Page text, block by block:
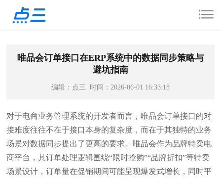
唯品会订单接口在ERP系统中的数据同步策略与
避坑指南
编辑：点三 时间：2026-06-01 16:33:18
对于电商业务管理系统的开发者而言，唯品会订单接口的对
接难度往往不在于接口本身的复杂度，而在于其独特的业务
场景对数据同步提出了更高的要求。唯品会作为品牌特卖电
商平台，其订单处理逻辑围绕“限时抢购”“品牌折扣”等特卖
场景设计，订单量在促销期间可能呈现爆发式增长，同时平